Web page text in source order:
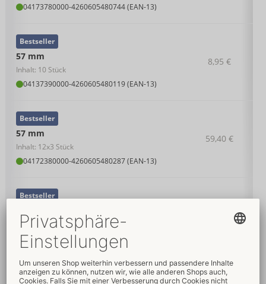
04173780000-4260605480744 (EAN-13)
57 mm
Inhalt: 10 Stück
04137390000-4260605480119 (EAN-13)
Bestseller
8,95 €
57 mm
Inhalt: 12x3 Stück
04172380000-4260605480287 (EAN-13)
Bestseller
59,40 €
Inhalt: 36 Stück
04137470000 -4260605480126 (EAN-13)
Bestseller
Bestseller